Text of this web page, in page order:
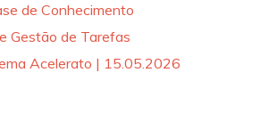
de Conhecimento
Gestão de Tarefas
Acelerato | 15.05.2026